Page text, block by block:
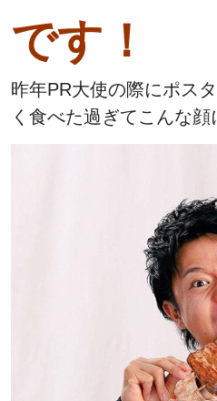
です！
昨年PR大使の際にポス
く食べた過ぎてこんな顔